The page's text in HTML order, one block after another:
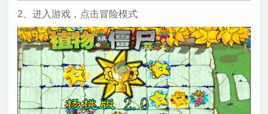
2、进入游戏，点击冒险模式